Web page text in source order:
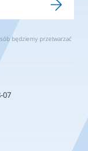
będziemy przetwarzać
07